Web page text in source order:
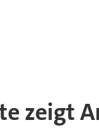
zeigt